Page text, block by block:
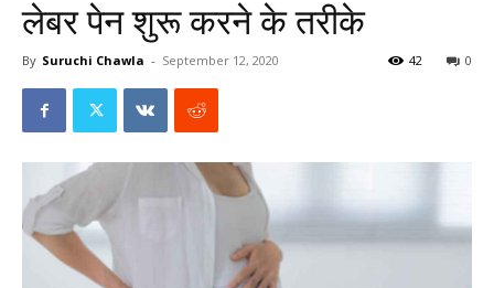
लेबर पेन शुरू करने के तरीके
By Suruchi Chawla - September 12, 2020 0
42